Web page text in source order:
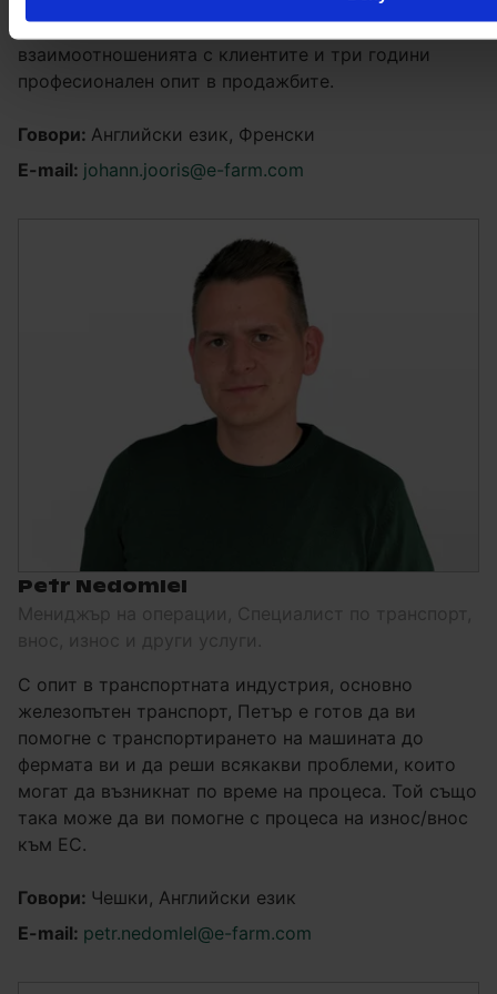
степен по маркетинг и управление на
взаимоотношенията с клиентите и три години
професионален опит в продажбите.
Говори: Английски език, Френски
E-mail: johann.jooris@e-farm.com
Petr Nedomlel
Мениджър на операции, Специалист по транспорт,
внос, износ и други услуги.
С опит в транспортната индустрия, основно
железопътен транспорт, Петър е готов да ви
помогне с транспортирането на машината до
фермата ви и да реши всякакви проблеми, които
могат да възникнат по време на процеса. Той също
така може да ви помогне с процеса на износ/внос
към ЕС.
Говори: Чешки, Английски език
E-mail: petr.nedomlel@e-farm.com